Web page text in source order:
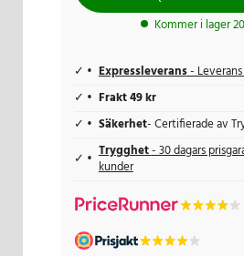
Kommer i lager
Expressleverans- Leverans
Frakt 49 kr
Säkerhet- Certifierade av
Trygghet- 30 dagars
kunder